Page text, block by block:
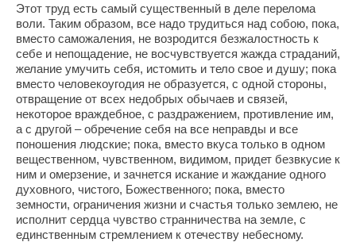
Этoт труд есть самый существенный в деле перелома
воли. Таким образом, все надо трудиться над собою, пока,
вместо саможаления, не возродится безжалостность к
себе и непощадение, не восчувствуется жажда страданий,
желание умучить себя, истомить и тело свое и душу; пока
вместо человекоугодия не образуется, с одной стороны,
отвращение от всех недобрых обычаев и связей,
некоторое враждебное, с раздражением, противление им,
а с другой – обречение себя на все неправды и все
поношения людские; пока, вместо вкуса только в одном
вещественном, чувственном, видимом, придет безвкусие к
ним и омерзение, и зачнется искание и жаждание одного
духовного, чистого, Божественного; пока, вместо
земности, ограничения жизни и счастья только землею, не
исполнит сердца чувство странничества на земле, с
единственным стремлением к отечеству небесному.